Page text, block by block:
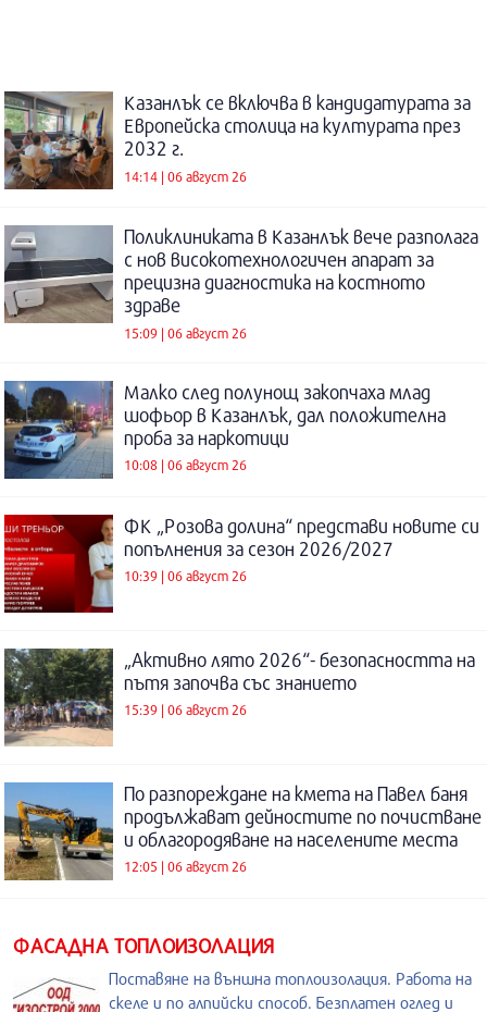
Казанлък се включва в кандидатурата за
Европейска столица на културата през
2032 г.
14:14 | 06 август 26
Поликлиниката в Казанлък вече разполага
с нов високотехнологичен апарат за
прецизна диагностика на костното
здраве
15:09 | 06 август 26
Малко след полунощ закопчаха млад
шофьор в Казанлък, дал положителна
проба за наркотици
10:08 | 06 август 26
ФК „Розова долина“ представи новите си
попълнения за сезон 2026/2027
10:39 | 06 август 26
„Активно лято 2026“- безопасността на
пътя започва със знанието
15:39 | 06 август 26
По разпореждане на кмета на Павел баня
продължават дейностите по почистване
и облагородяване на населените места
12:05 | 06 август 26
ФАСАДНА ТОПЛОИЗОЛАЦИЯ
Поставяне на външна топлоизолация. Работа на
скеле и по алпийски способ. Безплатен оглед и